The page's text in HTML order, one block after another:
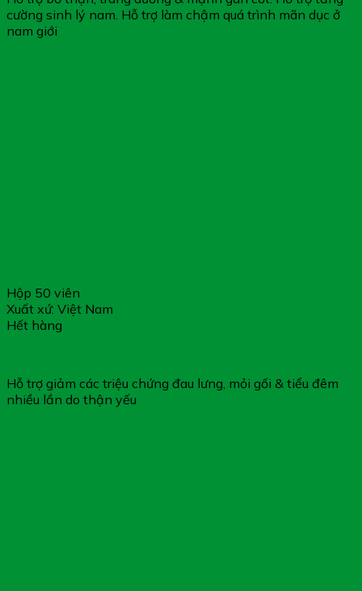
cường sinh lý nam. Hỗ trợ làm chậm quá trình mãn dục ở
nam giới
Hộp 50 viên
Xuất xứ: Việt Nam
Hết hàng
Hỗ trợ giảm các triệu chứng đau lưng, mỏi gối & tiểu đêm
nhiều lần do thận yếu